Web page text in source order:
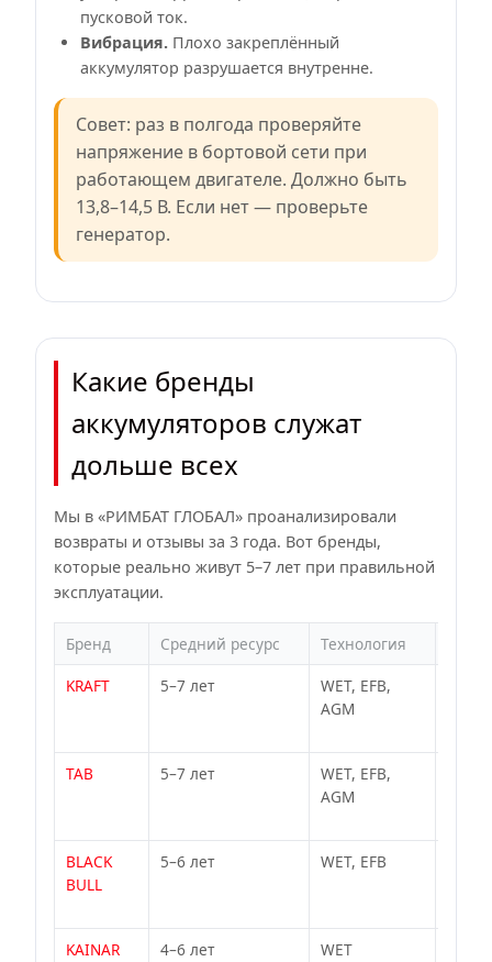
пусковой ток.
Вибрация. Плохо закреплённый
аккумулятор разрушается внутренне.
Совет: раз в полгода проверяйте
напряжение в бортовой сети при
работающем двигателе. Должно быть
13,8–14,5 В. Если нет — проверьте
генератор.
Какие бренды
аккумуляторов служат
дольше всех
Мы в «РИМБАТ ГЛОБАЛ» проанализировали
возвраты и отзывы за 3 года. Вот бренды,
которые реально живут 5–7 лет при правильной
эксплуатации.
Бренд Средний ресурс Технология
KRAFT
5–7 лет
WET, EFB,
AGM
TAB
5–7 лет
WET, EFB,
AGM
BLACK
BULL
5–6 лет WET, EFB
KAINAR
4–6 лет WET